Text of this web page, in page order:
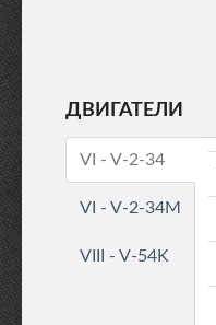
ДВИГАТЕЛИ
VI - V-2-34
VI - V-2-34M
VIII - V-54K